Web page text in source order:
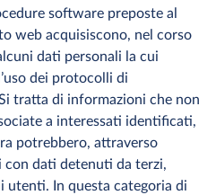
software preposte al
web acquisiscono, nel corso
dati personali la cui
dei protocolli di
tratta di informazioni che non
a interessati identificati,
potrebbero, attraverso
con dati detenuti da terzi,
utenti. In questa categoria di